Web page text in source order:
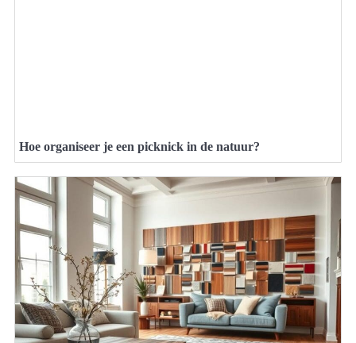
Hoe organiseer je een picknick in de natuur?